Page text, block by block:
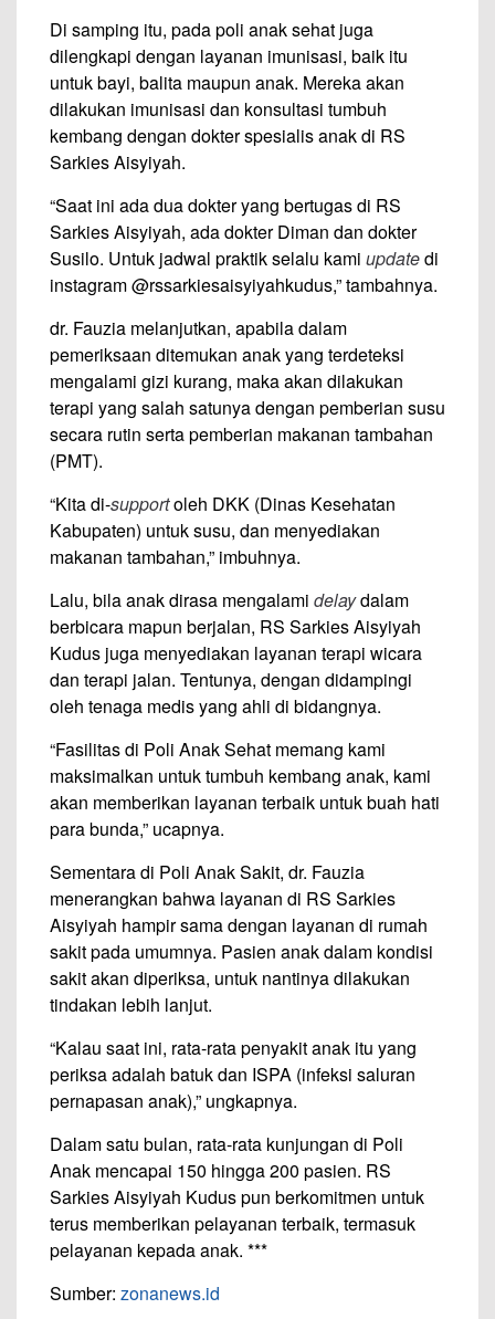
Di samping itu, pada poli anak sehat juga
dilengkapi dengan layanan imunisasi, baik itu
untuk bayi, balita maupun anak. Mereka akan
dilakukan imunisasi dan konsultasi tumbuh
kembang dengan dokter spesialis anak di RS
Sarkies Aisyiyah.
“Saat ini ada dua dokter yang bertugas di RS
Sarkies Aisyiyah, ada dokter Diman dan dokter
Susilo. Untuk jadwal praktik selalu kami updatedi
instagram @rssarkiesaisyiyahkudus,” tambahnya.
dr. Fauzia melanjutkan, apabila dalam
pemeriksaan ditemukan anak yang terdeteksi
mengalami gizi kurang, maka akan dilakukan
terapi yang salah satunya dengan pemberian susu
secara rutin serta pemberian makanan tambahan
(PMT).
“Kita di-supportoleh DKK (Dinas Kesehatan
Kabupaten) untuk susu, dan menyediakan
makanan tambahan,” imbuhnya.
Lalu, bila anak dirasa mengalami delaydalam
berbicara mapun berjalan, RS Sarkies Aisyiyah
Kudus juga menyediakan layanan terapi wicara
dan terapi jalan. Tentunya, dengan didampingi
oleh tenaga medis yang ahli di bidangnya.
“Fasilitas di Poli Anak Sehat memang kami
maksimalkan untuk tumbuh kembang anak, kami
akan memberikan layanan terbaik untuk buah hati
para bunda,” ucapnya.
Sementara di Poli Anak Sakit, dr. Fauzia
menerangkan bahwa layanan di RS Sarkies
Aisyiyah hampir sama dengan layanan di rumah
sakit pada umumnya. Pasien anak dalam kondisi
sakit akan diperiksa, untuk nantinya dilakukan
tindakan lebih lanjut.
“Kalau saat ini, rata-rata penyakit anak itu yang
periksa adalah batuk dan ISPA (infeksi saluran
pernapasan anak),” ungkapnya.
Dalam satu bulan, rata-rata kunjungan di Poli
Anak mencapai 150 hingga 200 pasien. RS
Sarkies Aisyiyah Kudus pun berkomitmen untuk
terus memberikan pelayanan terbaik, termasuk
pelayanan kepada anak. ***
Sumber: zonanews.id